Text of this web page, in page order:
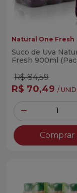
Natural One Fresh
Suco de Uva
Fresh 900ml
R$ 84,59
R$ 70,49 / UNID
Diminuir
Quantidade
Comprar